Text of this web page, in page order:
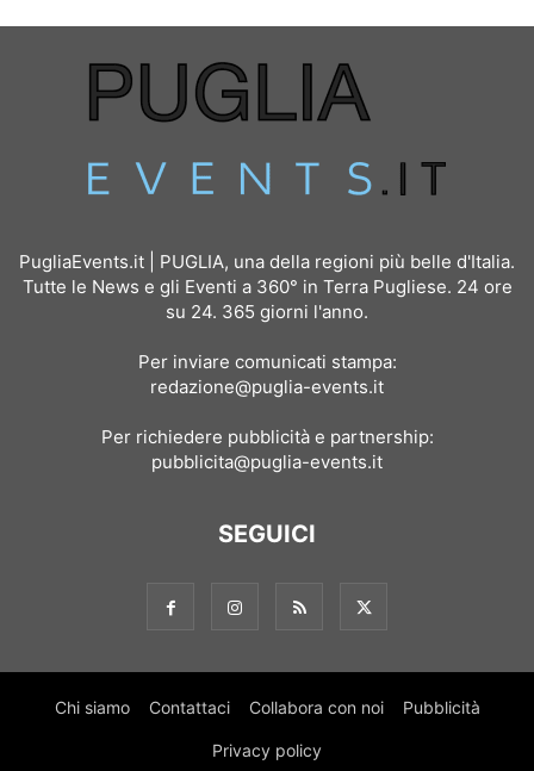
PugliaEvents.it | PUGLIA, una della regioni più belle d'Italia.
Tutte le News e gli Eventi a 360° in Terra Pugliese. 24 ore
su 24. 365 giorni l'anno.
Per inviare comunicati stampa:
redazione@puglia-events.it
Per richiedere pubblicità e partnership:
pubblicita@puglia-events.it
SEGUICI
Chi siamo Contattaci Collabora con noi Pubblicità
Privacy policy